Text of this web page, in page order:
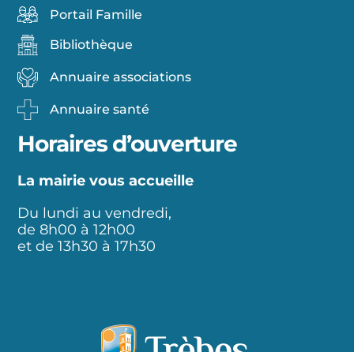
Portail Famille
Bibliothèque
Annuaire associations
Annuaire santé
Horaires d’ouverture
La mairie vous accueille
Du lundi au vendredi,
de 8h00 à 12h00
et de 13h30 à 17h30